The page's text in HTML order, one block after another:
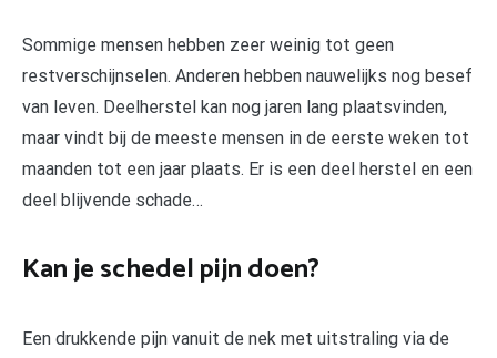
Sommige mensen hebben zeer weinig tot geen
restverschijnselen. Anderen hebben nauwelijks nog besef
van leven. Deelherstel kan nog jaren lang plaatsvinden,
maar vindt bij de meeste mensen in de eerste weken tot
maanden tot een jaar plaats. Er is een deel herstel en een
deel blijvende schade…
Kan je schedel pijn doen?
Een drukkende pijn vanuit de nek met uitstraling via de